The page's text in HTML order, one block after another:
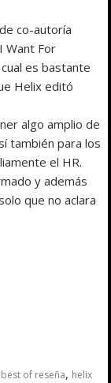
co-autoría
Want For
es bastante
Helix editó
algo amplio de
también para los
el HR.
y además
que no aclara
of reseña, helix